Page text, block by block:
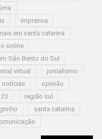
imprensa
em santa catarina
online
São Bento do Sul
virtual
jornalismo
notícias
opinião
região sul
santa catarina